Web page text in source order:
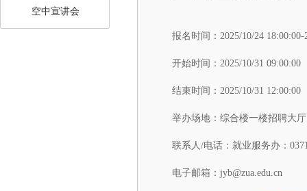
空中宣讲会
报名时间： 2025/10/24
开始时间： 2025/10/31 09:00:00
结束时间： 2025/10/31 12:00:00
举办场地： 综合楼一楼招聘大
联系人/电话： 就业服务办：
电子邮箱： jyb@zua.edu.cn